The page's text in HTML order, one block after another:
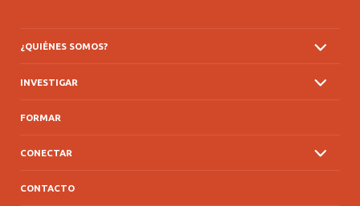
¿QUIÉNES SOMOS?
INVESTIGAR
FORMAR
CONECTAR
CONTACTO